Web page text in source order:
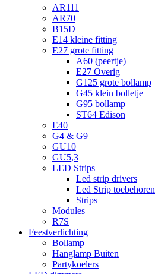
AR111
AR70
B15D
E14 kleine fitting
E27 grote fitting
A60 (peertje)
E27 Overig
G125 grote bollamp
G45 klein bolletje
G95 bollamp
ST64 Edison
E40
G4 & G9
GU10
GU5,3
LED Strips
Led strip drivers
Led Strip toebehoren
Strips
Modules
R7S
Feestverlichting
Bollamp
Hanglamp Buiten
Partykoelers